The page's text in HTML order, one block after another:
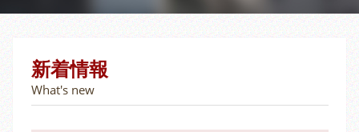
新着情報
What's new